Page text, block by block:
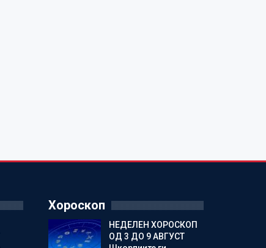
Хороскоп
НЕДЕЛЕН ХОРОСКОП
ОД 3 ДО 9 АВГУСТ